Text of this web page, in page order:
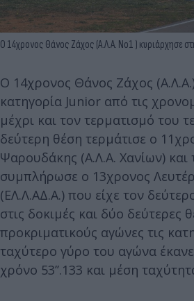
Ο 14χρονος Θάνος Ζάχος (Α.Λ.Α. Νο1 ) κυριάρχησε
Ο 14χρονος Θάνος Ζάχος
κατηγορία Junior από τις
μέχρι και τον τερματισμό του
δεύτερη θέση τερμάτισε ο
Ψαρουδάκης (Α.Λ.Α. Χανίων) και
συμπλήρωσε ο 13χρονος
(ΕΛ.Λ.ΑΔ.Α.) που είχε τον
στις δοκιμές και δύο δεύτερες
προκριματικούς αγώνες τις
ταχύτερο γύρο του αγώνα
χρόνο 53’’.133 και μέση